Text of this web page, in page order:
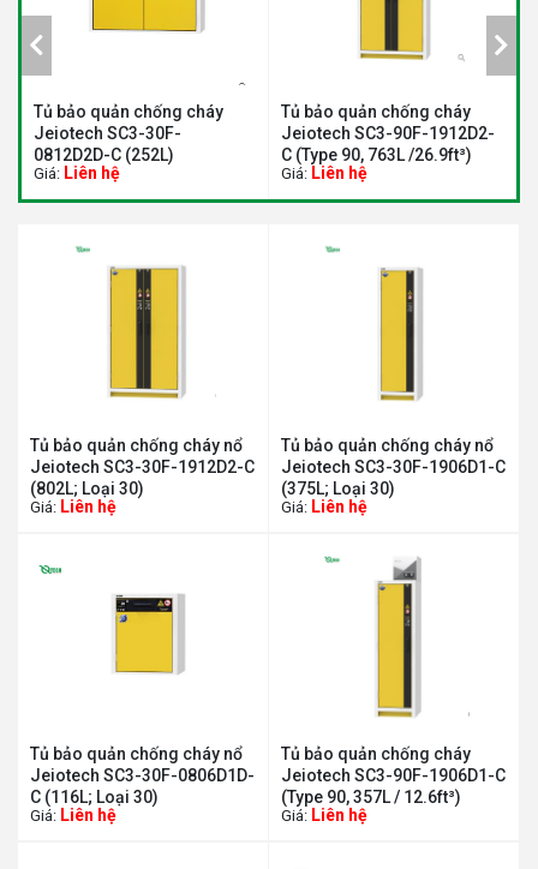
Tủ bảo quản chống cháy
Jeiotech SC3-90F-1912D2-
C (Type 90, 763L /26.9ft³)
Giá: Liên hệ
Tủ an toàn chống cháy
DaiHan DH.SCF15110
Giá: Liên hệ
Tủ bảo quản chống cháy nổ
Jeiotech SC3-30F-1912D2-C
(802L; Loại 30)
Giá: Liên hệ
Tủ bảo quản chống cháy nổ
Jeiotech SC3-30F-1906D1-C
(375L; Loại 30)
Giá: Liên hệ
Tủ bảo quản chống cháy nổ
Jeiotech SC3-30F-0806D1D-
C (116L; Loại 30)
Giá: Liên hệ
Tủ bảo quản chống cháy
Jeiotech SC3-90F-1906D1-C
(Type 90, 357L / 12.6ft³)
Giá: Liên hệ